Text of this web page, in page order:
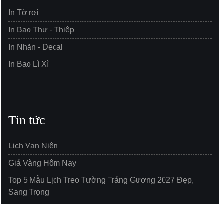
In Tờ rơi
In Bao Thư - Thiệp
In Nhãn - Decal
In Bao Lì Xì
Tin tức
Lịch Vạn Niên
Giá Vàng Hôm Nay
Top 5 Mẫu Lịch Treo Tường Tráng Gương 2027 Đẹp,
Sang Trọng